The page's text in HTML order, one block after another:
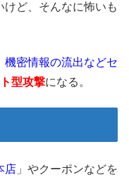
けど、そんなに怖いも
機密情報の流出などセ
型攻撃になる。
店 」やクーポンなどを